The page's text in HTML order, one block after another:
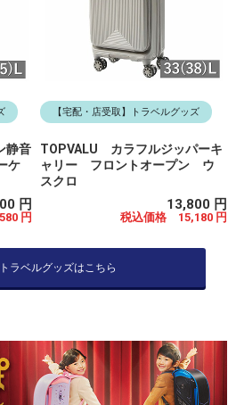
静音
ケ
円
円
【宅配・店受取】トラベルグッズ
TOPVALU カラフルジッパーキ
ャリー フロントオープン ウ
スクロ
13,800 円
税込価格 15,180 円
ラベルグッズはこちら